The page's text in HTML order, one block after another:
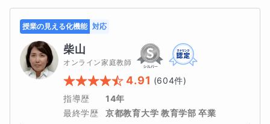
授業の見える化機能 対応
柴山
オンライン家庭教師
4.91 (604件)
指導歴
14年
最終学歴
京都教育大学 教育学部 卒業